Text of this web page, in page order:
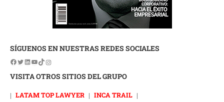
SÍGUENOS EN NUESTRAS REDES SOCIALES
VISITA OTROS SITIOS DEL GRUPO
| LATAM TOP LAWYER | INCA TRAIL |